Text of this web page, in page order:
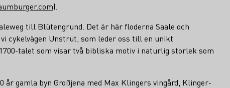
).
till Blütengrund. Det är här floderna Saale och
cykelvägen Unstrut, som leder oss till en unikt
talet som visar två bibliska motiv i naturlig storlek som
gamla byn Großjena med Max Klingers vingård, Klinger-